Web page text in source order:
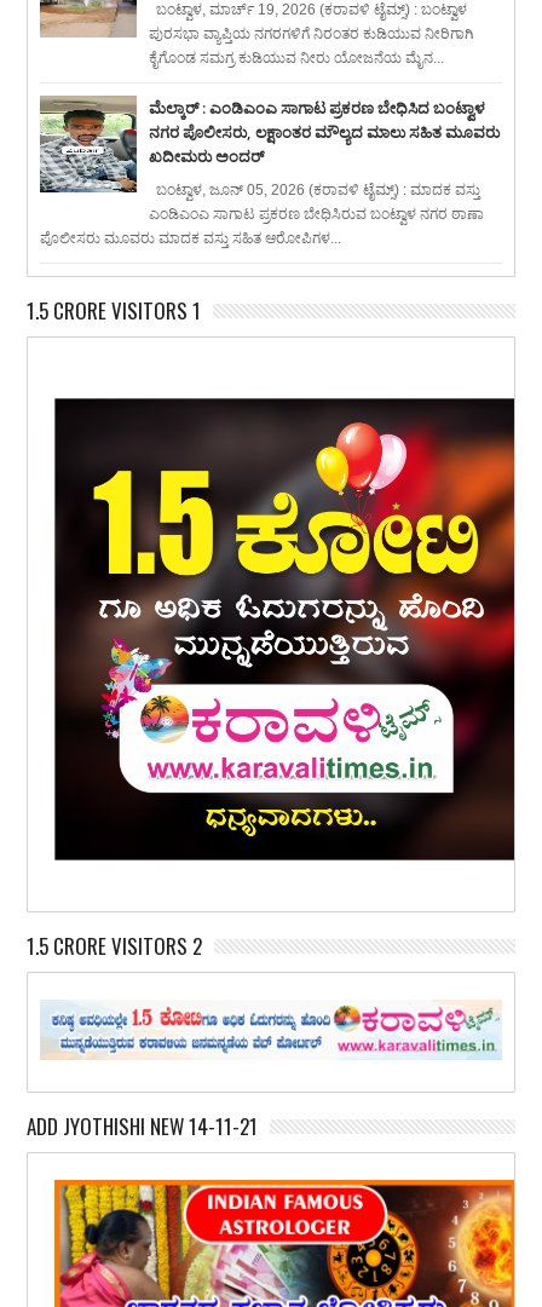
ಬಂಟ್ವಾಳ, ಮಾರ್ಚ್ 19, 2026 (ಕರಾವಳಿ ಟೈಮ್ಸ್) : ಬಂಟ್ವಾಳ
ಪುರಸಭಾ ವ್ಯಾಪ್ತಿಯ ನಗರಗಳಿಗೆ ನಿರಂತರ ಕುಡಿಯುವ ನೀರಿಗಾಗಿ
ಕೈಗೊಂಡ ಸಮಗ್ರ ಕುಡಿಯುವ ನೀರು ಯೋಜನೆಯ ಮೈನ...
ಮೆಲ್ಕಾರ್ : ಎಂಡಿಎಂಎ ಸಾಗಾಟ ಪ್ರಕರಣ ಬೇಧಿಸಿದ ಬಂಟ್ವಾಳ
ನಗರ ಪೊಲೀಸರು, ಲಕ್ಷಾಂತರ ಮೌಲ್ಯದ ಮಾಲು ಸಹಿತ ಮೂವರು
ಖದೀಮರು ಅಂದರ್
ಬಂಟ್ವಾಳ, ಜೂನ್ 05, 2026 (ಕರಾವಳಿ ಟೈಮ್ಸ್) : ಮಾದಕ ವಸ್ತು
ಎಂಡಿಎಂಎ ಸಾಗಾಟ ಪ್ರಕರಣ ಬೇಧಿಸಿರುವ ಬಂಟ್ವಾಳ ನಗರ ಠಾಣಾ
ಪೊಲೀಸರು ಮೂವರು ಮಾದಕ ವಸ್ತು ಸಹಿತ ಆರೋಪಿಗಳ...
1.5 CRORE VISITORS 1
1.5 CRORE VISITORS 2
ADD JYOTHISHI NEW 14-11-21